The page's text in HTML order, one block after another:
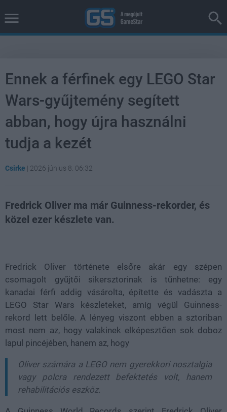
Ennek a férfinek egy LEGO Star
Wars-gyűjtemény segített
abban, hogy újra használni
tudja a kezét
Csirke | 2026 június 8. 06:32
Fredrick Oliver ma már Guinness-rekorder, és
közel ezer készlete van.
Fredrick Oliver története elsőre akár egy szépen
csomagolt gyűjtői sikersztorinak is tűnhetne: egy
kanadai férfi addig vásárolta, építette és vadászta a
LEGO Star Wars készleteket, amíg végül Guinness-
rekord lett belőle. A lényeg viszont ebben a sztoriban
most nem az, hogy valakinek elképesztően sok doboz
lapul pincéjében, hanem az, hogy
Oliver számára a LEGO nem gyerekkori nosztalgia
vagy polcra rendezett befektetés volt, hanem
rehabilitációs eszköz.